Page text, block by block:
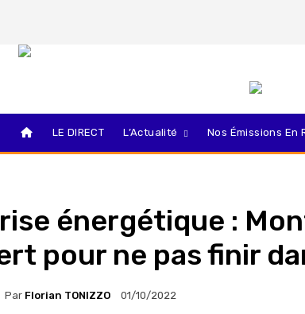
LE DIRECT L’Actualité Nos Émissions En
énergétique :
pour ne pas finir
Par Florian TONIZZO 01/10/2022